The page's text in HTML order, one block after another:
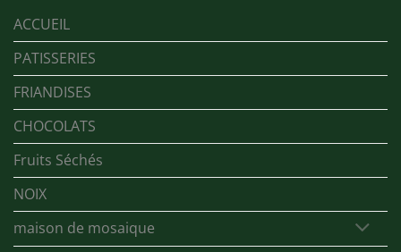
ACCUEIL
PATISSERIES
FRIANDISES
CHOCOLATS
Fruits Séchés
NOIX
maison de mosaique